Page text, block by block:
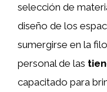
selección de
diseño de los
sumergirse en la
personal de las
capacitado para